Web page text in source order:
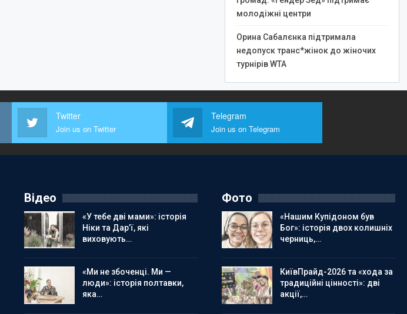
молодіжні центри
Орина Сабалєнка підтримала
недопуск транс*жінок до жіночих
турнірів WTA
Twitter
Join us on Twitter
Telegram
Join us on Telegram
Відео
«У тебе дві мами»: історія
Ніки та Дар’ї, які
виховують…
«Ми не збоченці. Ми —
люди»: історія полтавки,
яка…
Фото
«Нашим Купідоном був
Бог»: історія двох колишніх
черниць,…
КиївПрайд-2026 та «хода за
традиційні цінності»: дві
акції,…